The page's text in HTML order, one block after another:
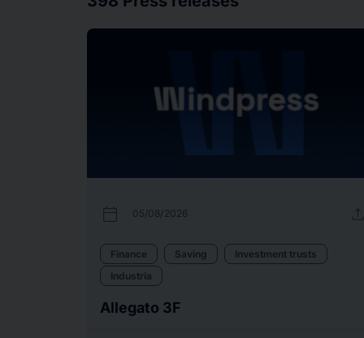
calendar_today 05/08/2026
Finance Saving
Investment trusts
Industria
Allegato 3F